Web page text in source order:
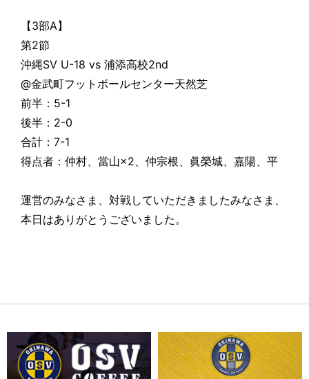
【3部A】
第2節
沖縄SV U-18 vs 浦添高校2nd
@金武町フットボールセンター天然芝
前半：5-1
後半：2-0
合計：7-1
得点者：仲村、當山×2、仲宗根、眞榮城、嘉陽、平
運営のみなさま、対戦していただきましたみなさま、
本日はありがとうございました。